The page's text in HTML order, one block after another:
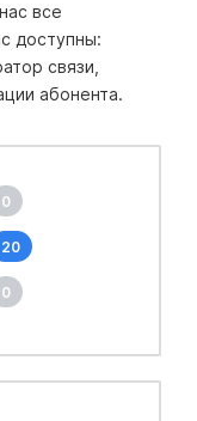
все
доступны:
связи,
абонента.
0
20
0